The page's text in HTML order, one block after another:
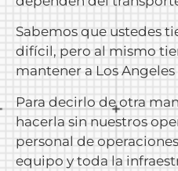
Sabemos que ustedes
difícil, pero al mismo
mantener a Los
Para decirlo de otra
hacerla sin nuestros
personal de
equipo y toda la